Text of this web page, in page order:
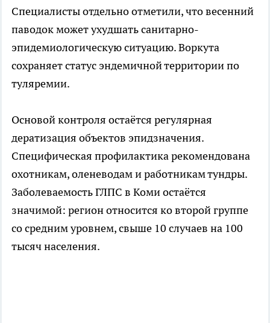
Специалисты отдельно отметили, что весенний
паводок может ухудшать санитарно-
эпидемиологическую ситуацию. Воркута
сохраняет статус эндемичной территории по
туляремии.
Основой контроля остаётся регулярная
дератизация объектов эпидзначения.
Специфическая профилактика рекомендована
охотникам, оленеводам и работникам тундры.
Заболеваемость ГЛПС в Коми остаётся
значимой: регион относится ко второй группе
со средним уровнем, свыше 10 случаев на 100
тысяч населения.